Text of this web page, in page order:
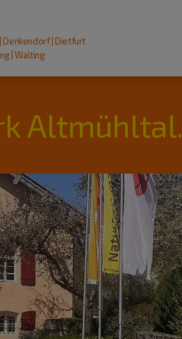
Denkendorf | Dietfurt
| Walting
Altmühltal.